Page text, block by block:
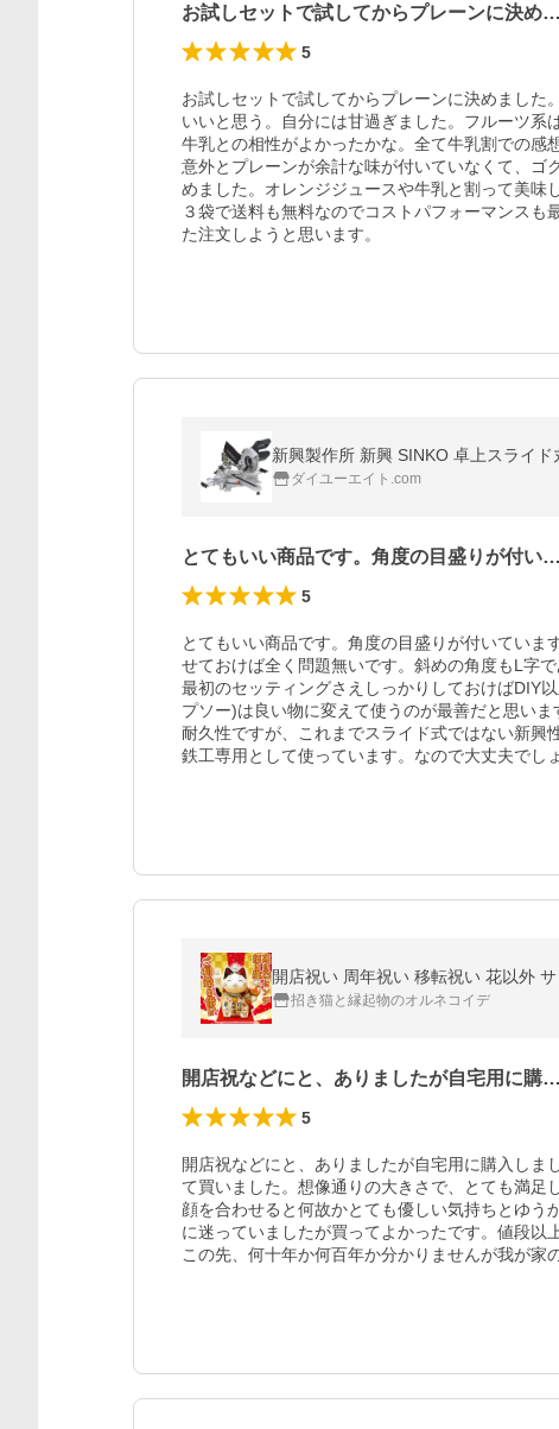
お試しセットで試してからプレーンに決め…
5
お試しセットで試してからプレーンに決めまし
いいと思う。自分には甘過ぎました。フルーツ系
牛乳との相性がよかったかな。全て牛乳割での感
意外とプレーンが余計な味が付いていなくて、ゴ
めました。オレンジジュースや牛乳と割って美味
３袋で送料も無料なのでコストパフォーマンス
た注文しようと思います。
新興製作所 新興 SINKO 卓上スラ
ダイユーエイト.com
とてもいい商品です。角度の目盛りが付い…
5
とてもいい商品です。角度の目盛りが付いてい
せておけば全く問題無いです。斜めの角度もL字で
最初のセッティングさえしっかりしておけばDIY
プソー)は良い物に変えて使うのが最善だと思いま
耐久性ですが、これまでスライド式ではない新興
鉄工専用として使っています。なので大丈夫でしょ
招き猫と縁起物のオルネコイデ
開店祝などにと、ありましたが自宅用に購…
5
開店祝などにと、ありましたが自宅用に購入し
て買いました。想像通りの大きさで、とても満足
顔を合わせると何故かとても優しい気持ちとゆう
に迷っていましたが買ってよかったです。値段以
この先、何十年か何百年か分かりませんが我が家